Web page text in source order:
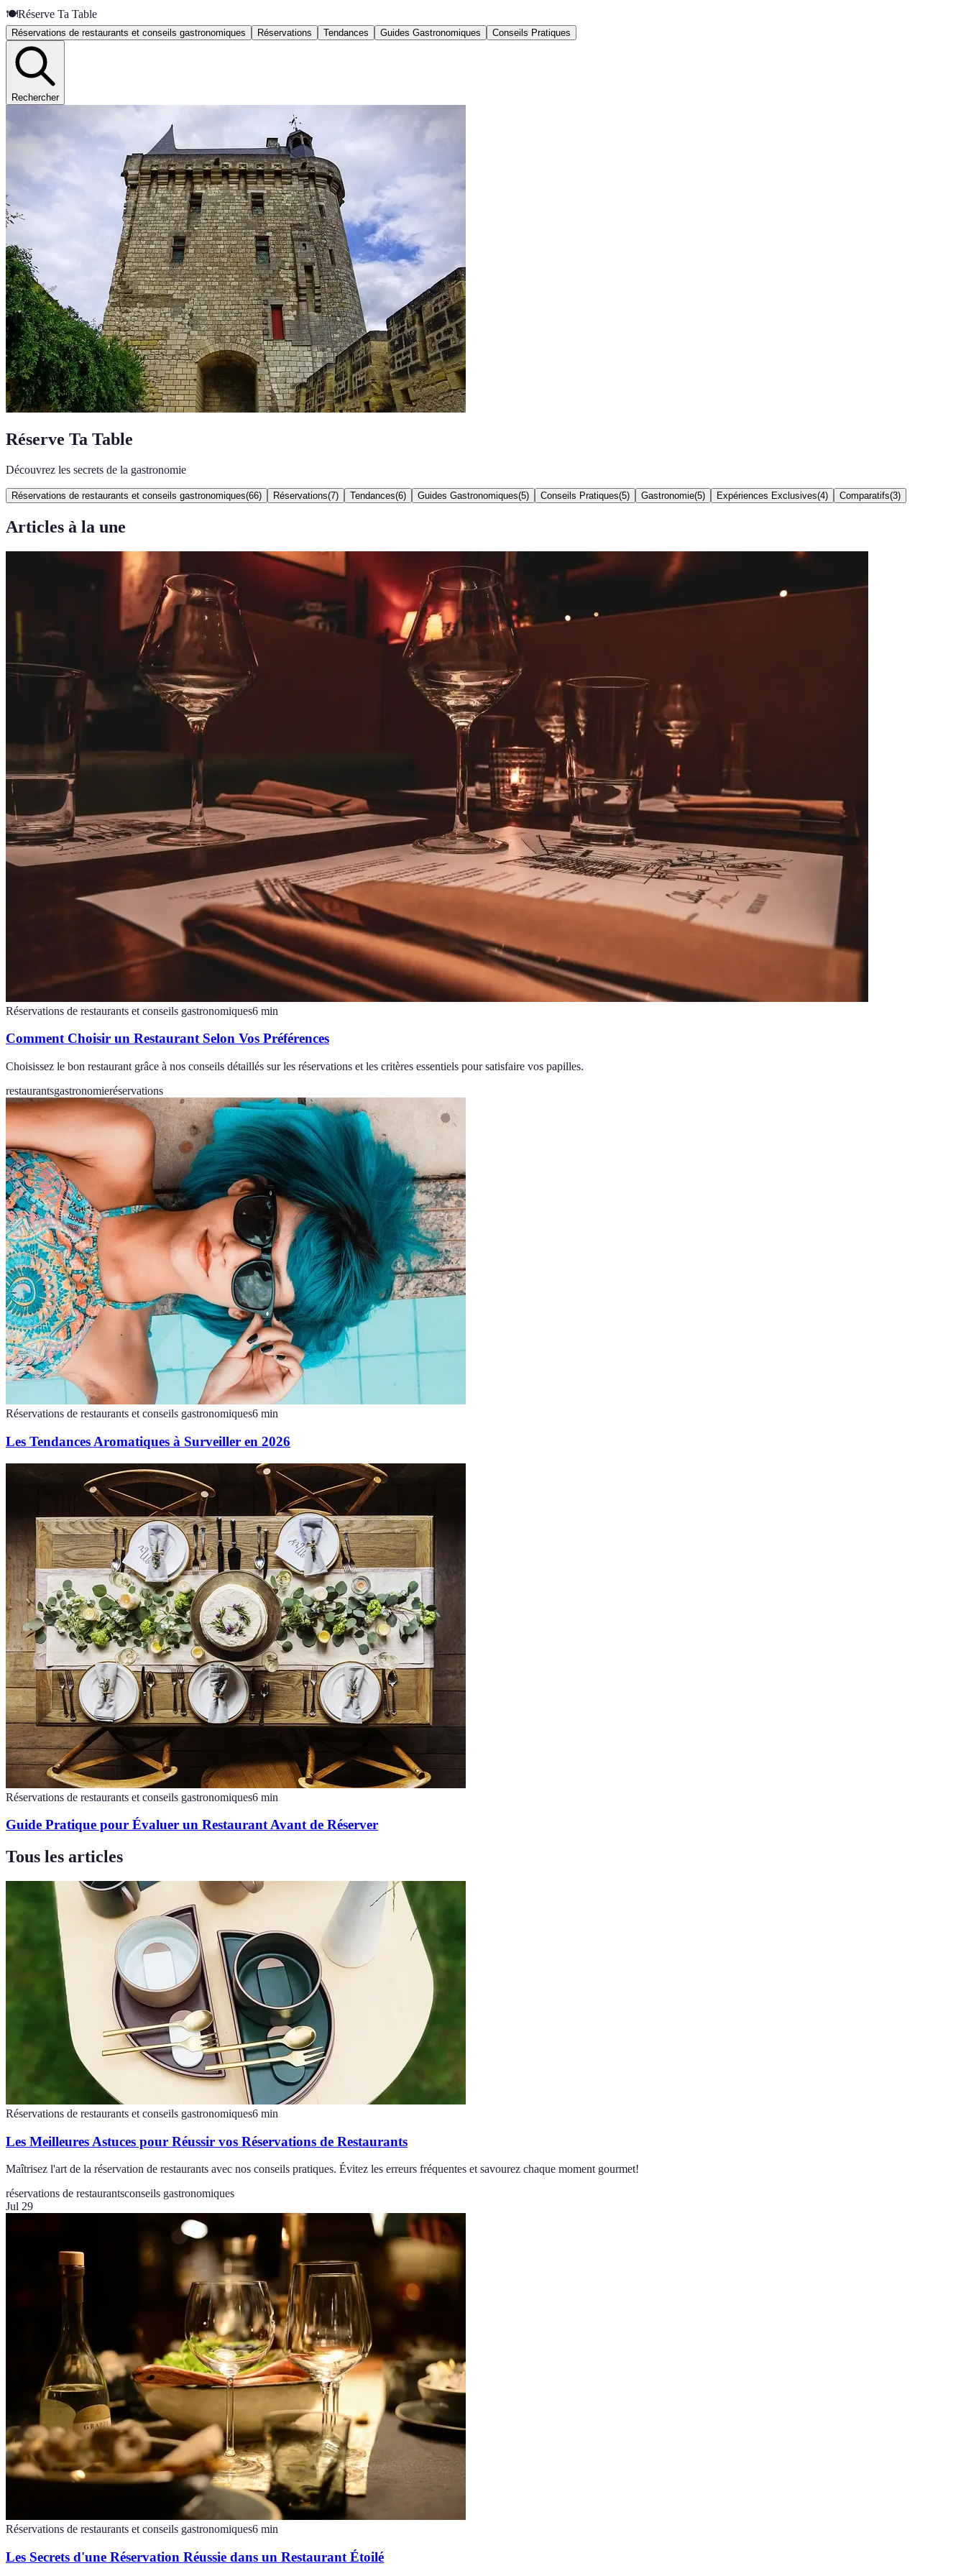
🍽️Réserve Ta Table
Réservations de restaurants et conseils gastronomiques Réservations Tendances Guides Gastronomiques Conseils Pratiques
Rechercher
Réserve Ta Table
Découvrez les secrets de la gastronomie
Réservations de restaurants et conseils gastronomiques(66) Réservations(7) Tendances(6) Guides Gastronomiques(5) Conseils Pratiques(5) Gastronomie(5) Expériences Exclusives(4) Comparatifs(3)
Articles à la une
Réservations de restaurants et conseils gastronomiques6 min
Comment Choisir un Restaurant Selon Vos Préférences
Choisissez le bon restaurant grâce à nos conseils détaillés sur les réservations et les critères essentiels pour satisfaire vos papilles.
restaurantsgastronomieréservations
Réservations de restaurants et conseils gastronomiques6 min
Les Tendances Aromatiques à Surveiller en 2026
Réservations de restaurants et conseils gastronomiques6 min
Guide Pratique pour Évaluer un Restaurant Avant de Réserver
Tous les articles
Réservations de restaurants et conseils gastronomiques6 min
Les Meilleures Astuces pour Réussir vos Réservations de Restaurants
Maîtrisez l'art de la réservation de restaurants avec nos conseils pratiques. Évitez les erreurs fréquentes et savourez chaque moment gourmet!
réservations de restaurantsconseils gastronomiques
Jul 29
Réservations de restaurants et conseils gastronomiques6 min
Les Secrets d'une Réservation Réussie dans un Restaurant Étoilé